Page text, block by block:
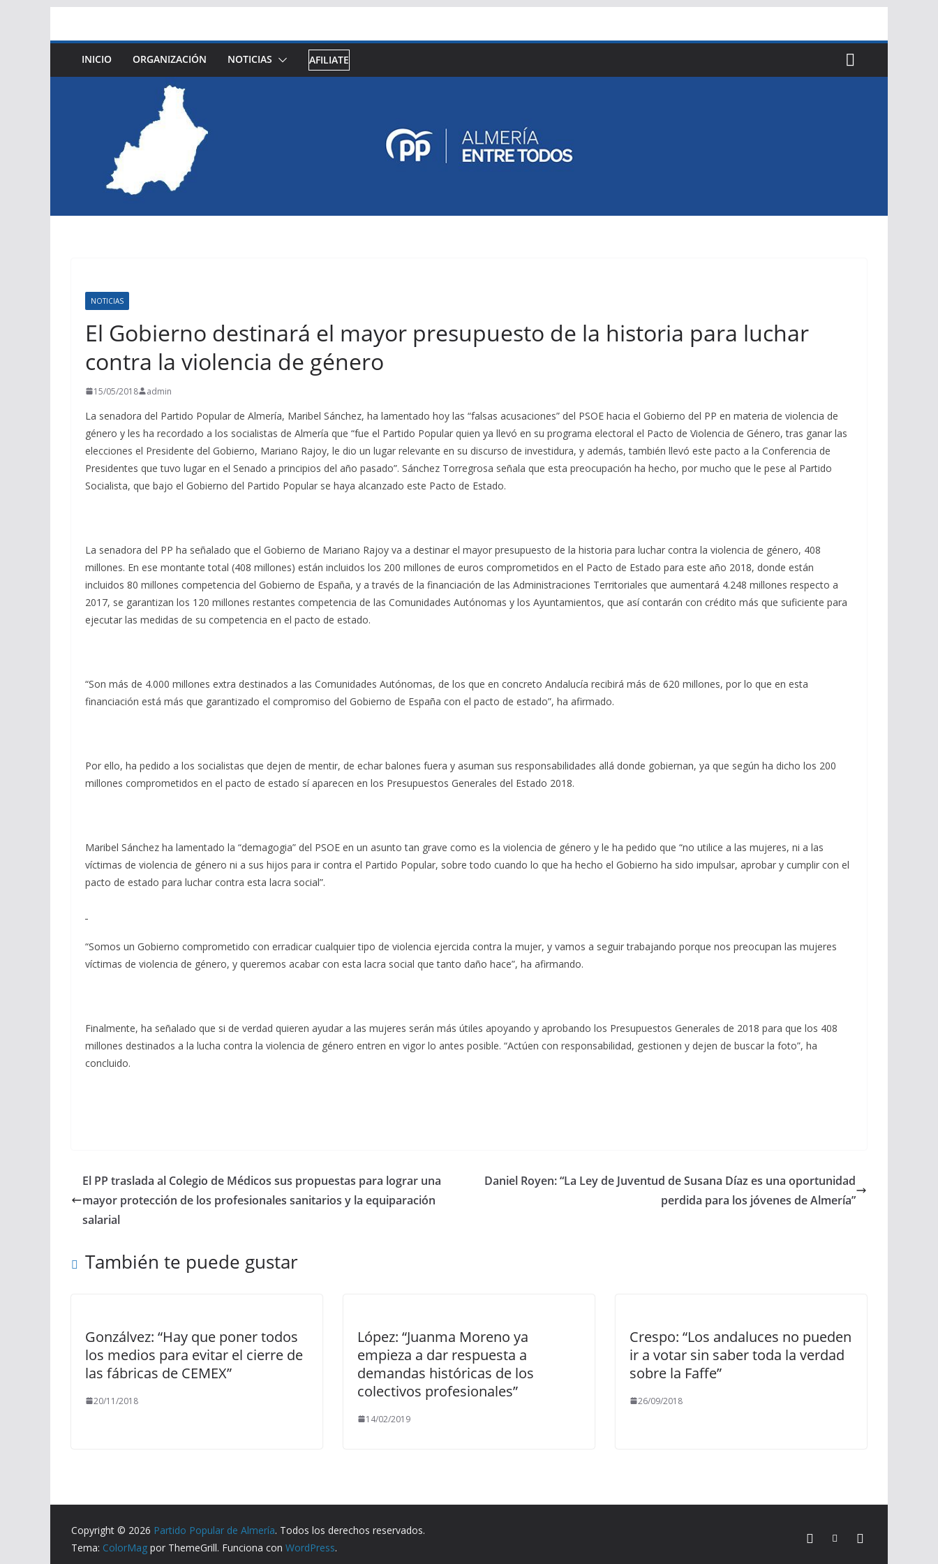
contenido
INICIO ORGANIZACIÓN NOTICIAS AFILIATE
NOTICIAS
El Gobierno destinará el mayor presupuesto de la historia para luchar
contra la violencia de género
15/05/2018 admin
La senadora del Partido Popular de Almería, Maribel Sánchez, ha lamentado hoy las “falsas acusaciones” del PSOE hacia el Gobierno del PP en materia de violencia de
género y les ha recordado a los socialistas de Almería que “fue el Partido Popular quien ya llevó en su programa electoral el Pacto de Violencia de Género, tras ganar las
elecciones el Presidente del Gobierno, Mariano Rajoy, le dio un lugar relevante en su discurso de investidura, y además, también llevó este pacto a la Conferencia de
Presidentes que tuvo lugar en el Senado a principios del año pasado”. Sánchez Torregrosa señala que esta preocupación ha hecho, por mucho que le pese al Partido
Socialista, que bajo el Gobierno del Partido Popular se haya alcanzado este Pacto de Estado.
La senadora del PP ha señalado que el Gobierno de Mariano Rajoy va a destinar el mayor presupuesto de la historia para luchar contra la violencia de género, 408
millones. En ese montante total (408 millones) están incluidos los 200 millones de euros comprometidos en el Pacto de Estado para este año 2018, donde están
incluidos 80 millones competencia del Gobierno de España, y a través de la financiación de las Administraciones Territoriales que aumentará 4.248 millones respecto a
2017, se garantizan los 120 millones restantes competencia de las Comunidades Autónomas y los Ayuntamientos, que así contarán con crédito más que suficiente para
ejecutar las medidas de su competencia en el pacto de estado.
“Son más de 4.000 millones extra destinados a las Comunidades Autónomas, de los que en concreto Andalucía recibirá más de 620 millones, por lo que en esta
financiación está más que garantizado el compromiso del Gobierno de España con el pacto de estado”, ha afirmado.
Por ello, ha pedido a los socialistas que dejen de mentir, de echar balones fuera y asuman sus responsabilidades allá donde gobiernan, ya que según ha dicho los 200
millones comprometidos en el pacto de estado sí aparecen en los Presupuestos Generales del Estado 2018.
Maribel Sánchez ha lamentado la “demagogia” del PSOE en un asunto tan grave como es la violencia de género y le ha pedido que “no utilice a las mujeres, ni a las
víctimas de violencia de género ni a sus hijos para ir contra el Partido Popular, sobre todo cuando lo que ha hecho el Gobierno ha sido impulsar, aprobar y cumplir con el
pacto de estado para luchar contra esta lacra social”.
“Somos un Gobierno comprometido con erradicar cualquier tipo de violencia ejercida contra la mujer, y vamos a seguir trabajando porque nos preocupan las mujeres
víctimas de violencia de género, y queremos acabar con esta lacra social que tanto daño hace”, ha afirmando.
Finalmente, ha señalado que si de verdad quieren ayudar a las mujeres serán más útiles apoyando y aprobando los Presupuestos Generales de 2018 para que los 408
millones destinados a la lucha contra la violencia de género entren en vigor lo antes posible. “Actúen con responsabilidad, gestionen y dejen de buscar la foto”, ha
concluido.
El PP traslada al Colegio de Médicos sus propuestas para lograr una
mayor protección de los profesionales sanitarios y la equiparación
salarial
Daniel Royen: “La Ley de Juventud de Susana Díaz es una oportunidad
perdida para los jóvenes de Almería”
También te puede gustar
Gonzálvez: “Hay que poner todos
los medios para evitar el cierre de
las fábricas de CEMEX”
20/11/2018
López: “Juanma Moreno ya
empieza a dar respuesta a
demandas históricas de los
colectivos profesionales”
14/02/2019
Crespo: “Los andaluces no pueden
ir a votar sin saber toda la verdad
sobre la Faffe”
26/09/2018
Copyright © 2026 Partido Popular de Almería. Todos los derechos reservados.
Tema: ColorMag por ThemeGrill. Funciona con WordPress.